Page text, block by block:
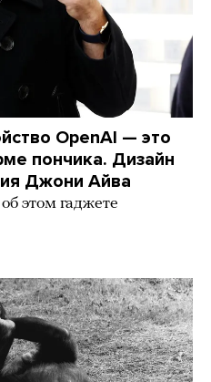
OpenAI — это
пончика. Дизайн
Джони Айва
этом гаджете